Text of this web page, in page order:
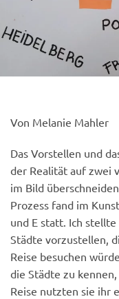
Von Melanie Mahler
Das Vorstellen und
der Realität auf zwei
im Bild
Prozess fand im
und E statt. Ich
Städte vorzustellen,
Reise besuchen
die Städte zu
Reise nutzten sie ihr